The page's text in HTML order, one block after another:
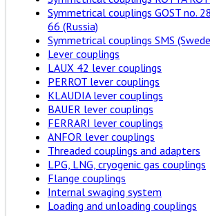
Symmetrical couplings GOST no.
66 (Russia)
Symmetrical couplings SMS
Lever couplings
LAUX 42 lever couplings
PERROT lever couplings
KLAUDIA lever couplings
BAUER lever couplings
FERRARI lever couplings
ANFOR lever couplings
Threaded couplings and adapters
LPG, LNG, cryogenic gas couplings
Flange couplings
Internal swaging system
Loading and unloading couplings